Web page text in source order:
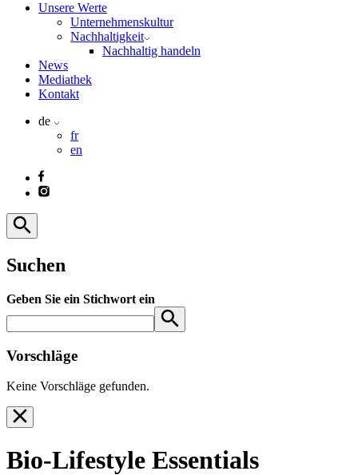
Unsere Werte
Unternehmenskultur
Nachhaltigkeit
Nachhaltig handeln
News
Mediathek
Kontakt
de
fr
en
Suchen
Geben Sie ein Stichwort ein
Vorschläge
Keine Vorschläge gefunden.
Bio-Lifestyle Essentials